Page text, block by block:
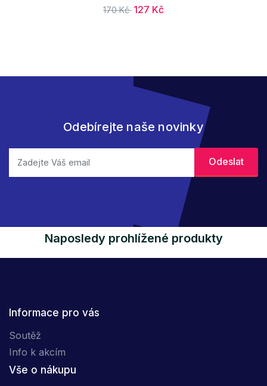
170 Kč 127 Kč
Odebírejte naše novinky
Naposledy prohlížené produkty
Informace pro vás
Soutěž
Info k akcím
Vše o nákupu